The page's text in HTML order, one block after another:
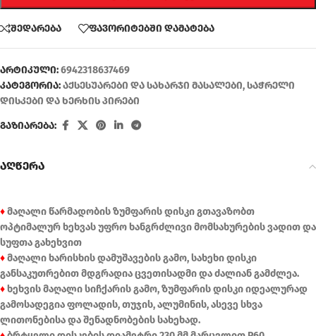
შედარება ფავორიტებში დამატება
არტიკული:6942318637469
კატეგორია:აქსესუარები და სახარჯი მასალები,საჭრელი
დისკები და ხერხის პირები
გაზიარება:
აღწერა
♦მაღალი წარმადობის ზუმფარის დისკი გთავაზობთ
ოპტიმალურ ხეხვას უფრო ხანგრძლივი მომსახურების ვადით და
სუფთა გახეხვით
♦მაღალი ხარისხის დამუშავების გამო, სახეხი დისკი
განსაკუთრებით მდგრადია ცვეთისადმი და ძალიან გამძლეა.
♦ხეხვის მაღალი სიჩქარის გამო, ზუმფარის დისკი იდეალურად
გამოსადეგია ფოლადის, თუჯის, ალუმინის, ასევე სხვა
ლითონებისა და შენადნობების სახეხად.